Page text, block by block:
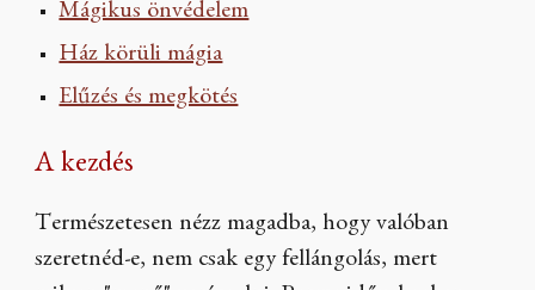
Mágikus önvédelem
Ház körüli mágia
Elűzés és megkötés
A kezdés
Természetesen nézz magadba, hogy valóban
szeretnéd-e, nem csak egy fellángolás, mert